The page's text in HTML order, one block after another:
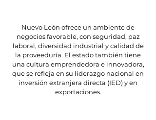
Nuevo León ofrece un ambiente de
negocios favorable, con seguridad, paz
laboral, diversidad industrial y calidad de
la proveeduría. El estado también tiene
una cultura emprendedora e innovadora,
que se refleja en su liderazgo nacional en
inversión extranjera directa (IED) y en
exportaciones.